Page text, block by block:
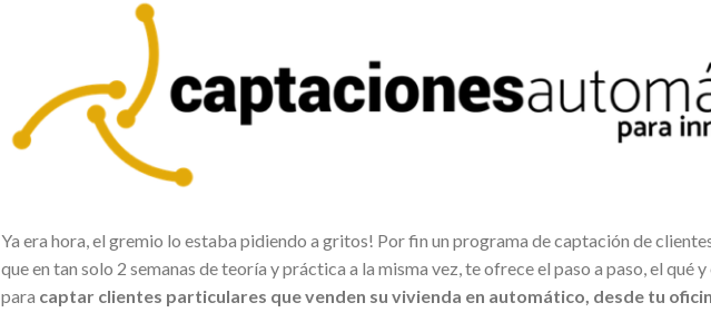
Ya era hora, el gremio lo estaba pidiendo a gritos! Por fin un programa de captación de
que en tan solo 2 semanas de teoría y práctica a la misma vez, te ofrece el paso a paso, el qué y
para captar clientes particulares que venden su vivienda en automático, desde tu